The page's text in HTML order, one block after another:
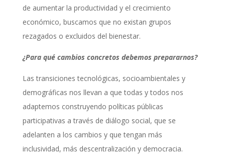
de aumentar la productividad y el crecimiento
económico, buscamos que no existan grupos
rezagados o excluidos del bienestar.
¿Para qué cambios concretos debemos prepararnos?
Las transiciones tecnológicas, socioambientales y
demográficas nos llevan a que todas y todos nos
adaptemos construyendo políticas públicas
participativas a través de diálogo social, que se
adelanten a los cambios y que tengan más
inclusividad, más descentralización y democracia.